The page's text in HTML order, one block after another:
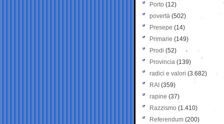
Porto (12)
povertà (502)
Presepe (14)
Primarie (149)
Prodi (52)
Provincia (139)
radici e valori (3.682)
RAI (359)
rapine (37)
Razzismo (1.410)
Referendum (200)